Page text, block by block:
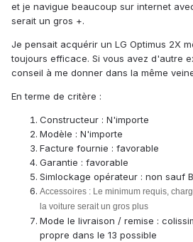
et je navigue beaucoup sur internet
serait un gros +.
Je pensait acquérir un LG Optimus 2X
toujours efficace. Si vous avez d'autre
conseil à me donner dans la même
En terme de critère :
Constructeur : N'importe
Modèle : N'importe
Facture fournie : favorable
Garantie : favorable
Simlockage opérateur : non sauf
Accessoires : Le minimum requis,
la voiture serait un gros plus
Mode le livraison / remise :
propre dans le 13 possible